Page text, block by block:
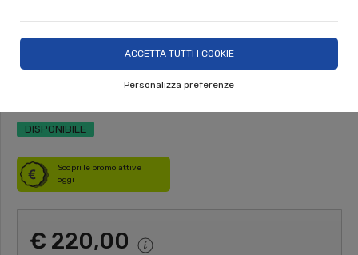
ACCETTA TUTTI I COOKIE
Personalizza preferenze
Portaombrelli cilindrico
decoro Pale di Fichi d'india
Nino Parrucca
DISPONIBILE
Scopri le promo attive
oggi
€ 220,00